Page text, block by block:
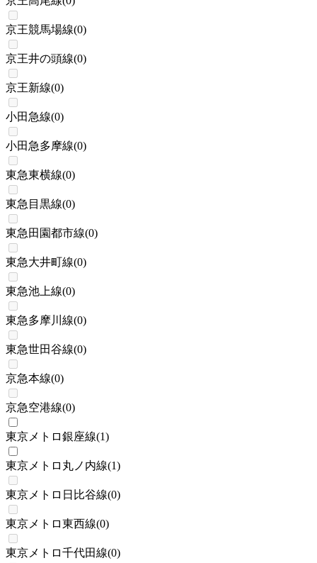
京王競馬場線(0)
京王井の頭線(0)
京王新線(0)
小田急線(0)
小田急多摩線(0)
東急東横線(0)
東急目黒線(0)
東急田園都市線(0)
東急大井町線(0)
東急池上線(0)
東急多摩川線(0)
東急世田谷線(0)
京急本線(0)
京急空港線(0)
東京メトロ銀座線(1)
東京メトロ丸ノ内線(1)
東京メトロ日比谷線(0)
東京メトロ東西線(0)
東京メトロ千代田線(0)